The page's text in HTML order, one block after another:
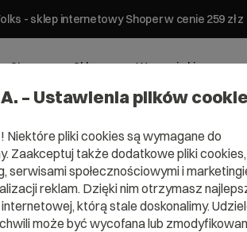
- sklep internetowy Shoper w cenie 259 zł z
Strony Sklepy Wsparcie biznesowe
– Ustawienia plików
pliki cookies są wymagane do
Zaakceptuj także dodatkowe pliki cookies,
serwisami społecznościowymi i
reklam. Dzięki nim otrzymasz
którą stale doskonalimy.
może być wycofana lub